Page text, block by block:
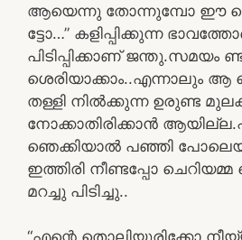
ആയെന്നു തോന്നുമ്പോ ഈ
ട്ടോ…” കളിപ്പിക്കുന്ന
പിടിപ്പിക്കാണ് ജന്തു.സമയം
ശെരിയാക്കാം..എന്നാലും
തള്ളി നിൽക്കുന്ന ഉരുണ്ട
നോക്കാതിരിക്കാൻ
ഞെക്കിയാൽ പഞ്ഞി
ഇത്തിരി നീണ്ടപ്പോ
മറച്ചു പിടിച്ചു..
“എന്റെ തൊലിയുരിക്കോ